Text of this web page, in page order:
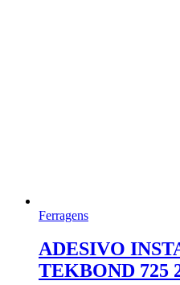
Ferragens
ADESIVO
TEKBOND 725